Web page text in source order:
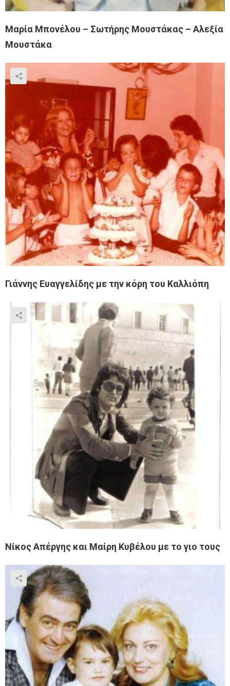
Μαρία Μπονέλου – Σωτήρης Μουστάκας – Αλεξία
Μουστάκα
Γιάννης Ευαγγελίδης με την κόρη του Καλλιόπη
Νίκος Απέργης και Μαίρη Κυβέλου με το γιο τους